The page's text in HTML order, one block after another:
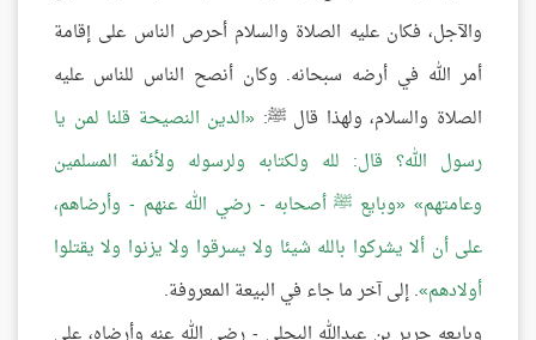
والآجل، فكان عليه الصلاة والسلام أحرص الناس على إقامة
أمر الله في أرضه سبحانه. وكان أنصح الناس للناس عليه
الصلاة والسلام، ولهذا قال ﷺ: الدين النصيحة قلنا لمن يا
رسول الله؟ قال: لله ولكتابه ولرسوله ولأئمة المسلمين
وعامتهم
وبايع ﷺ أصحابه - رضي الله عنهم - وأرضاهم،
على أن ألا يشركوا بالله شيئا ولا يسرقوا ولا يزنوا ولا يقتلوا
أولادهم . إلى آخر ما جاء في البيعة المعروفة.